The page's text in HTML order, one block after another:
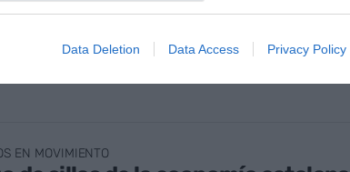
Data Deletion Data Access Privacy Policy
EN MOVIMIENTO